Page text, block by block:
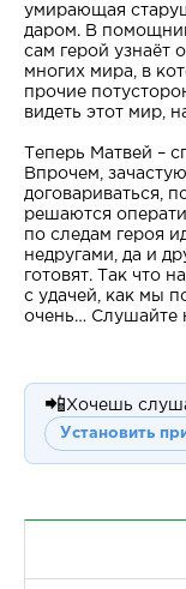
умирающая
даром. В
сам герой узнаёт
многих мира, в
прочие
видеть этот мир,
Теперь Матвей –
Впрочем,
договариваться,
решаются
по следам героя
недругами, да и
готовят. Так что
с удачей, как мы
очень… Слушайте
📲 Хочешь
Установить